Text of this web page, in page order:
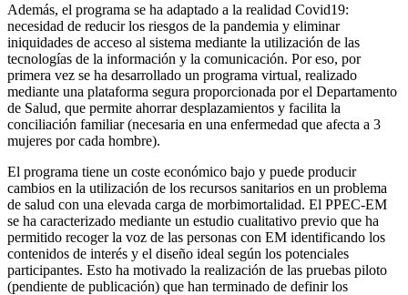
Además, el programa se ha adaptado a la realidad Covid19:
necesidad de reducir los riesgos de la pandemia y eliminar
iniquidades de acceso al sistema mediante la utilización de las
tecnologías de la información y la comunicación. Por eso, por
primera vez se ha desarrollado un programa virtual, realizado
mediante una plataforma segura proporcionada por el Departamento
de Salud, que permite ahorrar desplazamientos y facilita la
conciliación familiar (necesaria en una enfermedad que afecta a 3
mujeres por cada hombre).
El programa tiene un coste económico bajo y puede producir
cambios en la utilización de los recursos sanitarios en un problema
de salud con una elevada carga de morbimortalidad. El PPEC-EM
se ha caracterizado mediante un estudio cualitativo previo que ha
permitido recoger la voz de las personas con EM identificando los
contenidos de interés y el diseño ideal según los potenciales
participantes. Esto ha motivado la realización de las pruebas piloto
(pendiente de publicación) que han terminado de definir los